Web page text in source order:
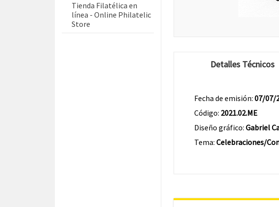
Tienda Filatélica en
línea - Online Philatelic
Store
Detalles Técnicos
Fecha de emisión: 07/07/
Código: 2021.02.ME
Diseño gráfico: Gabriel
Tema: Celebraciones/